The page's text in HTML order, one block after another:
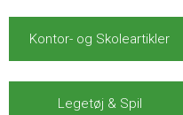
Kontor- og Skoleartikler
Legetøj & Spil